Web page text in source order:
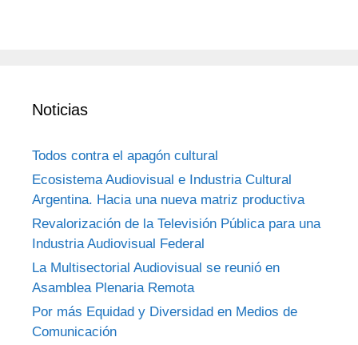
Noticias
Todos contra el apagón cultural
Ecosistema Audiovisual e Industria Cultural
Argentina. Hacia una nueva matriz productiva
Revalorización de la Televisión Pública para una
Industria Audiovisual Federal
La Multisectorial Audiovisual se reunió en
Asamblea Plenaria Remota
Por más Equidad y Diversidad en Medios de
Comunicación